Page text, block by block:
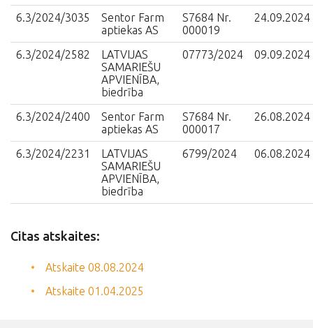
6.3/2024/3035
Sentor Farm
aptiekas AS
S7684 Nr.
000019
24.09.2024
6.3/2024/2582
LATVIJAS
SAMARIEŠU
APVIENĪBA,
biedrība
07773/2024 09.09.2024
6.3/2024/2400
Sentor Farm
aptiekas AS
S7684 Nr.
000017
26.08.2024
6.3/2024/2231
LATVIJAS
SAMARIEŠU
APVIENĪBA,
biedrība
6799/2024 06.08.2024
Citas atskaites:
Atskaite 08.08.2024
Atskaite 01.04.2025